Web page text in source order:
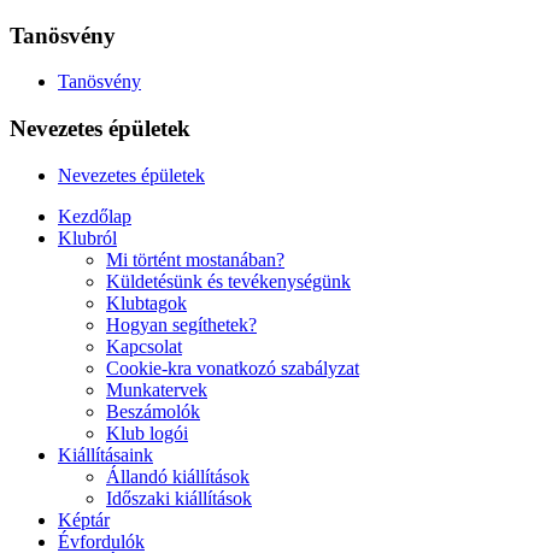
Tanösvény
Tanösvény
Nevezetes épületek
Nevezetes épületek
Kezdőlap
Klubról
Mi történt mostanában?
Küldetésünk és tevékenységünk
Klubtagok
Hogyan segíthetek?
Kapcsolat
Cookie-kra vonatkozó szabályzat
Munkatervek
Beszámolók
Klub logói
Kiállításaink
Állandó kiállítások
Időszaki kiállítások
Képtár
Évfordulók